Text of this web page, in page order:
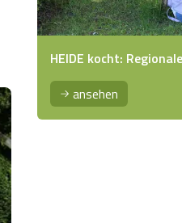
HEIDE kocht:
ansehen